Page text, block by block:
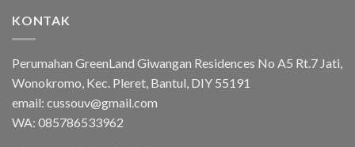
KONTAK
Perumahan GreenLand Giwangan Residences No A5 Rt.7 Jati,
Wonokromo, Kec. Pleret, Bantul, DIY 55191
email: cussouv@gmail.com
WA: 085786533962